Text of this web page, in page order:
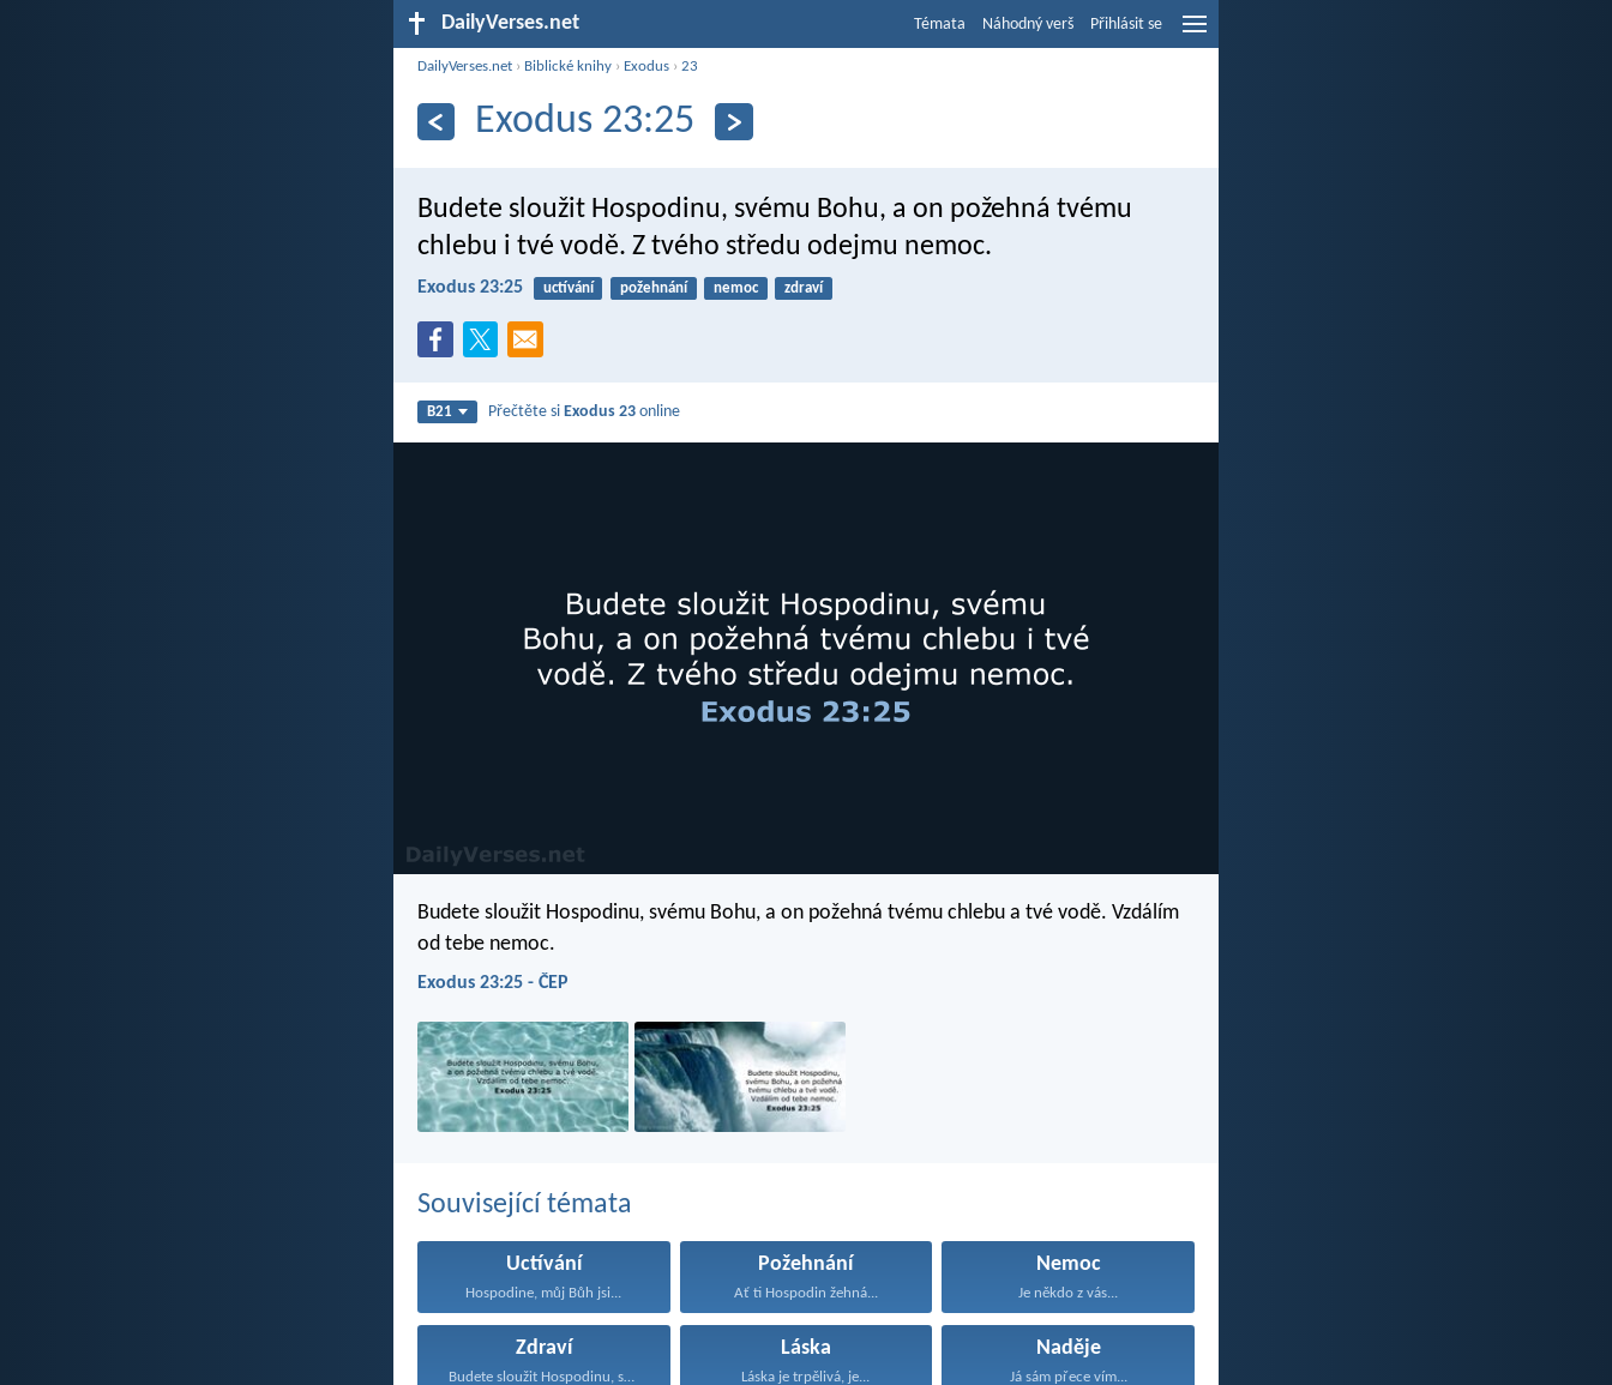
DailyVerses.net Témata Náhodný verš Přihlásit se
DailyVerses.net › Biblické knihy › Exodus ›23
Exodus 23:25
Budete sloužit Hospodinu, svému Bohu, a on požehná tvému
chlebu i tvé vodě. Z tvého středu odejmu nemoc.
Exodus 23:25 uctívání požehnání nemoc zdraví
B21 Přečtěte siExodus 23 online
Budete sloužit Hospodinu, svému Bohu, a on požehná tvému chlebu a tvé vodě. Vzdálím
od tebe nemoc.
Exodus 23:25 - ČEP
Související témata
Uctívání
Hospodine, můj Bůh jsi...
Požehnání
Ať ti Hospodin žehná...
Nemoc
Je někdo z vás...
Zdraví
Budete sloužit Hospodinu, svému...
Láska
Láska je trpělivá, je...
Naděje
Já sám přece vím...